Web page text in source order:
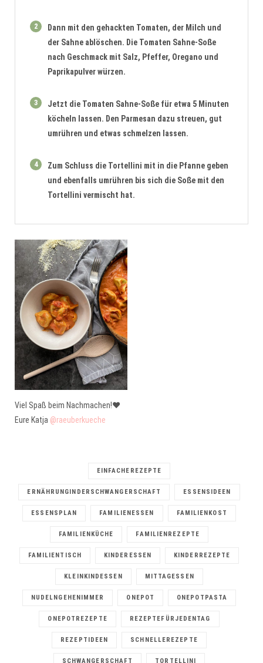
2
Dann mit den gehackten Tomaten, der Milch und
der Sahne ablöschen. Die Tomaten Sahne-Soße
nach Geschmack mit Salz, Pfeffer, Oregano und
Paprikapulver würzen.
3
Jetzt die Tomaten Sahne-Soße für etwa 5 Minuten
köcheln lassen. Den Parmesan dazu streuen, gut
umrühren und etwas schmelzen lassen.
4
Zum Schluss die Tortellini mit in die Pfanne geben
und ebenfalls umrühren bis sich die Soße mit den
Tortellini vermischt hat.
Viel Spaß beim Nachmachen!❤️
Eure Katja @raeuberkueche
EINFACHEREZEPTE
ERNÄHRUNGINDERSCHWANGERSCHAFT ESSENSIDEEN
ESSENSPLAN FAMILIENESSEN FAMILIENKOST
FAMILIENKÜCHE FAMILIENREZEPTE
FAMILIENTISCH KINDERESSEN KINDERREZEPTE
KLEINKINDESSEN MITTAGESSEN
NUDELNGEHENIMMER ONEPOT ONEPOTPASTA
ONEPOTREZEPTE REZEPTEFÜRJEDENTAG
REZEPTIDEEN SCHNELLEREZEPTE
SCHWANGERSCHAFT TORTELLINI